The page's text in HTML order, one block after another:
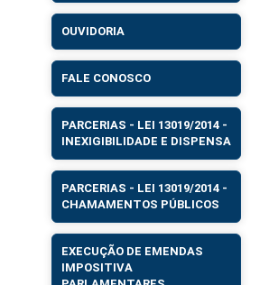
OUVIDORIA
FALE CONOSCO
PARCERIAS - LEI 13019/2014 -
INEXIGIBILIDADE E DISPENSA
PARCERIAS - LEI 13019/2014 -
CHAMAMENTOS PÚBLICOS
EXECUÇÃO DE EMENDAS
IMPOSITIVA